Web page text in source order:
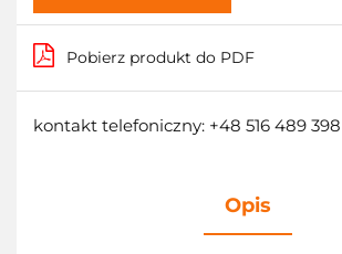
Pobierz produkt do PDF
kontakt telefoniczny: +48 516 489 398
Opis